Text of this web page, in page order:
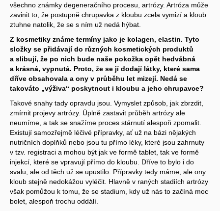
všechno známky degeneračního procesu, artrózy. Artróza může
zavinit to, že postupně chrupavka z kloubu zcela vymizí a kloub
ztuhne natolik, že se s ním už nedá hýbat.
Z kosmetiky známe termíny jako je kolagen, elastin. Tyto
složky se přidávají do různých kosmetických produktů
a slibují, že po nich bude naše pokožka opět hedvábná
a krásná, vypnutá. Proto, že se jí dodají látky, které sama
dříve obsahovala a ony v průběhu let mizejí. Nedá se
takováto „výživa“ poskytnout i kloubu a jeho chrupavce?
Takové snahy tady opravdu jsou. Vymyslet způsob, jak zbrzdit,
zmírnit projevy artrózy. Úplně zastavit průběh artrózy ale
neumíme, a tak se snažíme proces stárnutí alespoň zpomalit.
Existují samozřejmě léčivé přípravky, ať už na bázi nějakých
nutričních doplňků nebo jsou tu přímo léky, které jsou zahrnuty
v tzv. registraci a mohou být jak ve formě tablet, tak ve formě
injekcí, které se vpravují přímo do kloubu. Dříve to bylo i do
svalu, ale od těch už se upustilo. Přípravky tedy máme, ale ony
kloub stejně nedokážou vyléčit. Hlavně v raných stadiích artrózy
však pomůžou k tomu, že se stadium, kdy už nás to začíná moc
bolet, alespoň trochu oddálí.